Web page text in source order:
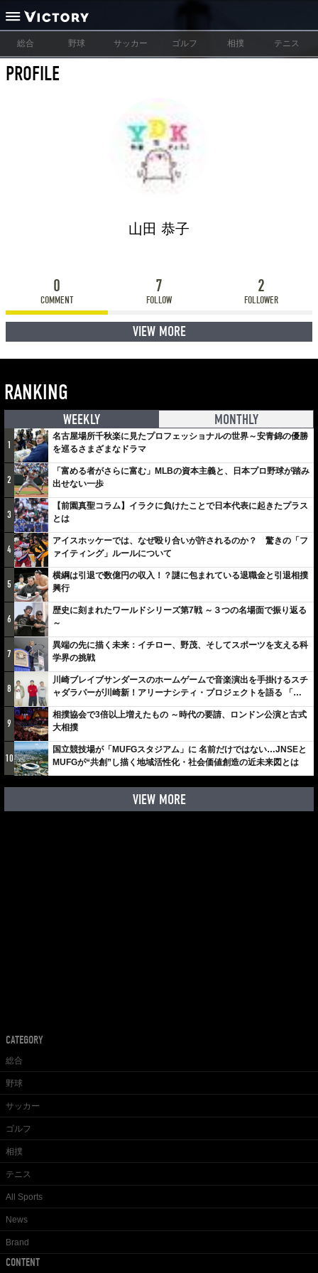
総合 野球 サッカー ゴルフ 相撲 テニス
PROFILE
山田 恭子
0
COMMENT
7
FOLLOW
2
FOLLOWER
VIEW MORE
RANKING
WEEKLY MONTHLY
1
名古屋場所千秋楽に見たプロフェッショナルの世界～安青錦の優勝
を巡るさまざまなドラマ
2
「富める者がさらに富む」MLBの資本主義と、日本プロ野球が踏み
出せない一歩
3
【前園真聖コラム】イラクに負けたことで日本代表に起きたプラス
とは
4
アイスホッケーでは、なぜ殴り合いが許されるのか？ 驚きの「フ
ァイティング」ルールについて
5
横綱は引退で数億円の収入！？謎に包まれている退職金と引退相撲
興行
6
歴史に刻まれたワールドシリーズ第7戦 ～３つの名場面で振り返る
～
7
異端の先に描く未来：イチロー、野茂、そしてスポーツを支える科
学界の挑戦
8
川崎ブレイブサンダースのホームゲームで音楽演出を手掛けるスチ
ャダラパーが川崎新！アリーナシティ・プロジェクトを語る 「楽
しみでしかないでしょ。川崎は、ずっと成長曲線だから」
9
相撲協会で3倍以上増えたもの ～時代の要請、ロンドン公演と古式
大相撲
10
国立競技場が「MUFGスタジアム」に 名前だけではない…JNSEと
MUFGが“共創”し描く地域活性化・社会価値創造の近未来図とは
VIEW MORE
CATEGORY
総合
野球
サッカー
ゴルフ
相撲
テニス
All Sports
News
Brand
CONTENT